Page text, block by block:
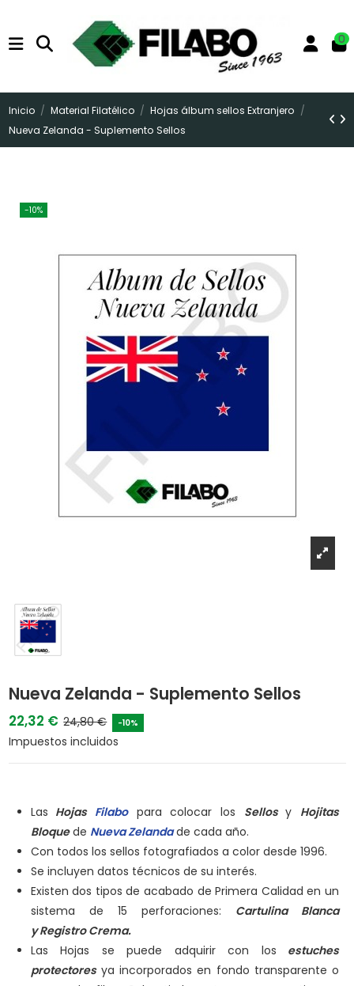
0
Inicio Material Filatélico
Hojas álbum sellos Extranjero
Nueva Zelanda - Suplemento Sellos
-10%
Nueva Zelanda - Suplemento Sellos
22,32 € 24,80 € -10%
Impuestos incluidos
Las Hojas Filabo para colocar los Sellos y Hojitas
Bloquede Nueva Zelandade cada año.
Con todos los sellos fotografiados a color desde 1996.
Se incluyen datos técnicos de su interés.
Existen dos tipos de acabado de Primera Calidad en un
sistema de 15 perforaciones: Cartulina Blanca
yRegistro Crema.
Las Hojas se puede adquirir con los estuches
protectoresya incorporados en fondo transparente o